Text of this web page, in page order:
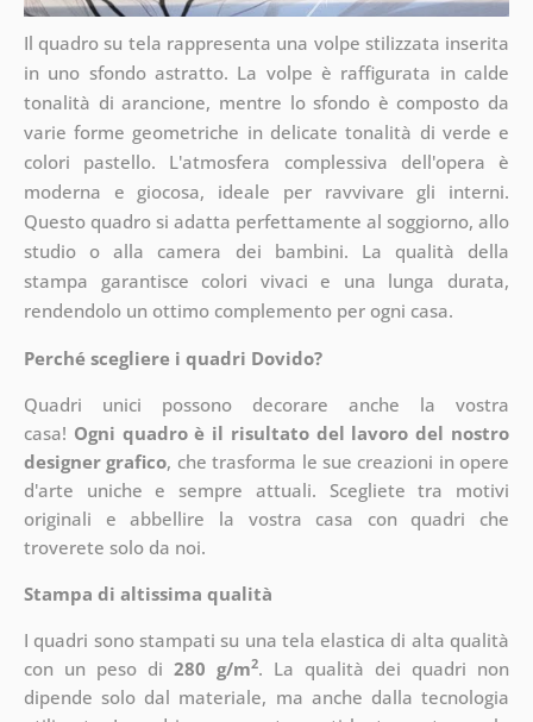
Il quadro su tela rappresenta una volpe stilizzata inserita
in uno sfondo astratto. La volpe è raffigurata in calde
tonalità di arancione, mentre lo sfondo è composto da
varie forme geometriche in delicate tonalità di verde e
colori pastello. L'atmosfera complessiva dell'opera è
moderna e giocosa, ideale per ravvivare gli interni.
Questo quadro si adatta perfettamente al soggiorno, allo
studio o alla camera dei bambini. La qualità della
stampa garantisce colori vivaci e una lunga durata,
rendendolo un ottimo complemento per ogni casa.
Perché scegliere i quadri Dovido?
Quadri unici possono decorare anche la vostra
casa! Ogni quadro è il risultato del lavoro del nostro
designer grafico, chetrasforma le sue creazioni in opere
d'arte uniche e sempre attuali. Scegliete tra motivi
originali e abbellire la vostra casa con quadri che
troverete solo da noi.
Stampa di altissima qualità
I quadri sono stampati su una tela elastica di alta qualità
con un peso di 280 g/m2. La qualità dei quadri non
dipende solo dal materiale, ma anche dalla tecnologia